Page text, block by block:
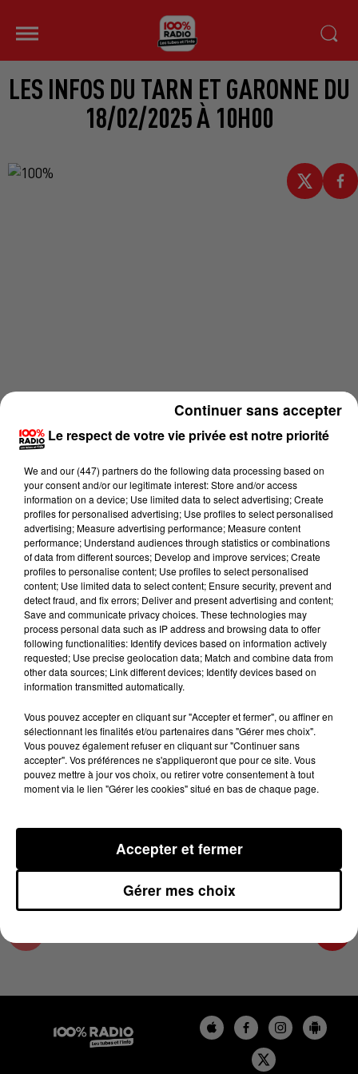
LES INFOS DU TARN ET GARONNE DU
18/02/2025 À 10H00
Lecture (2 min 14 sec)
100%
100% Radio les infos du Tarn et Garonne
18 février 2025 - 2 min 14 sec
LES INFOS DU TARN ET GARONNE DU
18/02/2025 À 10H00
Podcasts infos du Tarn et Garonne
Le respect de votre vie privée est notre priorité
We and our (447) partnersdo the following data processing based on
your consent and/or our legitimate interest: Store and/or access
information on a device; Use limited data to select advertising; Create
profiles for personalised advertising; Use profiles to select personalised
advertising; Measure advertising performance; Measure content
performance; Understand audiences through statistics or combinations
of data from different sources; Develop and improve services; Create
profiles to personalise content; Use profiles to select personalised
content; Use limited data to select content; Ensure security, prevent and
detect fraud, and fix errors; Deliver and present advertising and content;
Save and communicate privacy choices. These technologies may
process personal data such as IP address and browsing data to offer
following functionalities: Identify devices based on information actively
requested; Use precise geolocation data; Match and combine data from
other data sources; Link different devices; Identify devices based on
information transmitted automatically.
Vous pouvez accepter en cliquant sur "Accepter et fermer", ou affiner en
sélectionnant les finalités et/ou partenaires dans "Gérer mes choix".
Vous pouvez également refuser en cliquant sur "Continuer sans
accepter". Vos préférences ne s'appliqueront que pour ce site. Vous
pouvez mettre à jour vos choix, ou retirer votre consentement à tout
moment via le lien "Gérer les cookies" situé en bas de chaque page.
Gérer mes choix
Accepter et fermer
Continuer sans accepter